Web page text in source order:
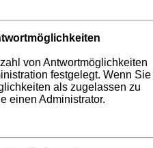
von Antwortmöglichkeiten
festgelegt. Wenn Sie
als zugelassen zu
einen Administrator.